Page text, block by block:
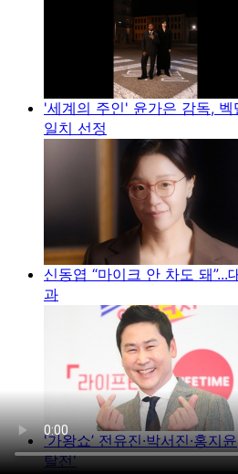
'세계의 주인' 윤가은 감독, 벡
일치 선정
신동엽 “마이크 안 차도 돼
과
'가왕쇼’ 전유진·박서진·홍지
탈전'